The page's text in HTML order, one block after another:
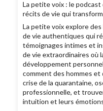
La petite voix : le
récits de vie qui
La petite voix explore
de vie authentiques qui
témoignages intimes et
de vie extraordinaires où
développement
comment des hommes
crise de la quarantaine,
professionnelle, et
intuition et leurs